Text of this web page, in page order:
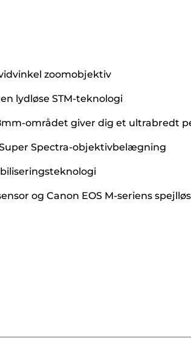
zoomobjektiv
lydløse STM-teknologi
området giver dig et ultrabredt
Spectra-objektivbelægning
og Canon EOS M-seriens